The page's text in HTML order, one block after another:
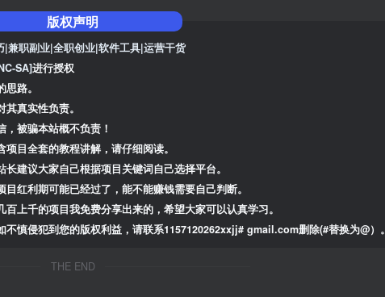
版权声明
兼职副业|全职创业|软件工具|运营干货
SA]进行授权
路。
真实性负责。
被骗本站概不负责！
目全套的教程讲解，请仔细阅读。
建议大家自己根据项目关键词自己选择平台。
红利期可能已经过了，能不能赚钱需要自己判断。
上千的项目我免费分享出来的，希望大家可以认真学习。
慎侵犯到您的版权利益，请联系1157120262xxjj# gmail.com删除(#替换为@）
THE END